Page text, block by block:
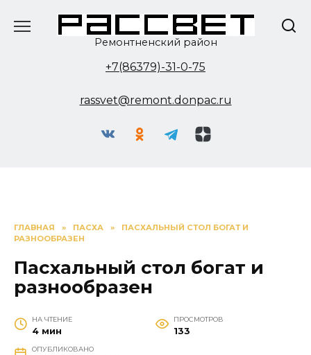
Ремонтненский район
+7(86379)-31-0-75
rassvet@remont.donpac.ru
ГЛАВНАЯ » ПАСХА »
ПАСХАЛЬНЫЙ СТОЛ БОГАТ И
РАЗНООБРАЗЕН
Пасхальный стол богат и
разнообразен
НА ЧТЕНИЕ
4 мин
ПРОСМОТРОВ
133
ОПУБЛИКОВАНО